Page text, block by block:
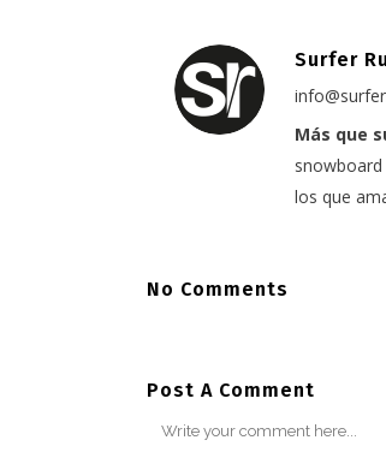
Surfer
Más que
los que
No Comments
Post A Comment